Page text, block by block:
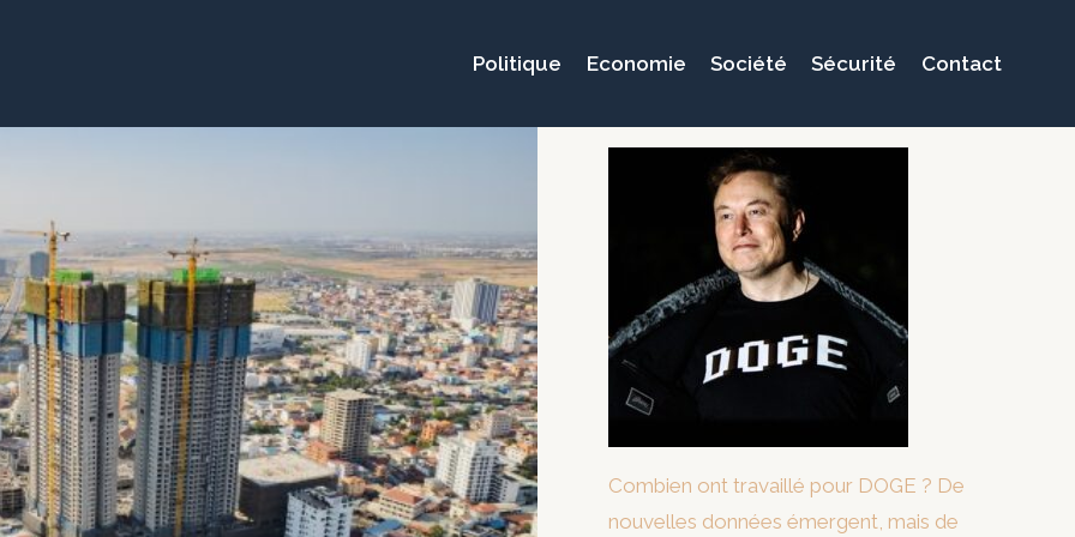
Politique Economie Société Sécurité Contact
Combien ont travaillé pour DOGE ? De
nouvelles données émergent, mais de